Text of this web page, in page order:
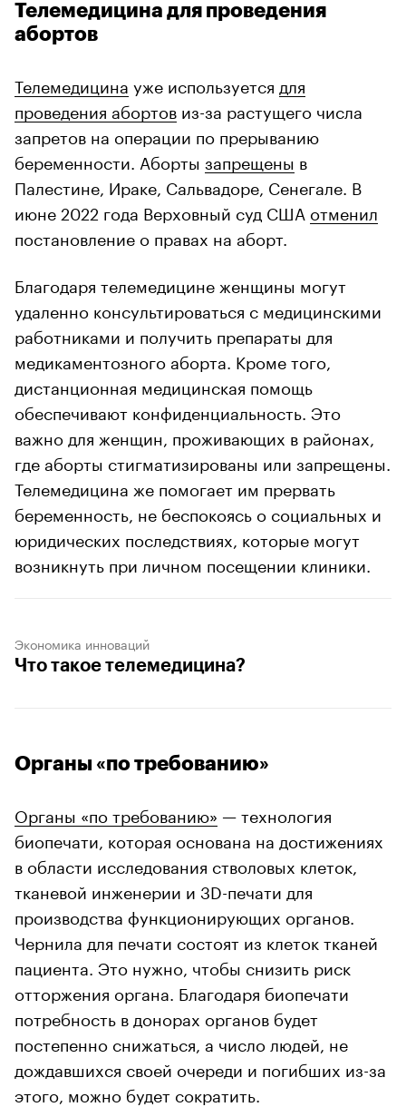
Телемедицина для проведения
абортов
Телемедицина уже используется для
проведения абортов из-за растущего числа
запретов на операции по прерыванию
беременности. Аборты запрещены в
Палестине, Ираке, Сальвадоре, Сенегале. В
июне 2022 года Верховный суд США отменил
постановление о правах на аборт.
Благодаря телемедицине женщины могут
удаленно консультироваться с медицинскими
работниками и получить препараты для
медикаментозного аборта. Кроме того,
дистанционная медицинская помощь
обеспечивают конфиденциальность. Это
важно для женщин, проживающих в районах,
где аборты стигматизированы или запрещены.
Телемедицина же помогает им прервать
беременность, не беспокоясь о социальных и
юридических последствиях, которые могут
возникнуть при личном посещении клиники.
Экономика инноваций
Что такое телемедицина?
Органы «по требованию»
Органы «по требованию» — технология
биопечати, которая основана на достижениях
в области исследования стволовых клеток,
тканевой инженерии и 3D-печати для
производства функционирующих органов.
Чернила для печати состоят из клеток тканей
пациента. Это нужно, чтобы снизить риск
отторжения органа. Благодаря биопечати
потребность в донорах органов будет
постепенно снижаться, а число людей, не
дождавшихся своей очереди и погибших из-за
этого, можно будет сократить.